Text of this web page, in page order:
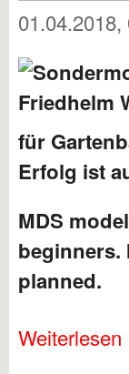
01.04.2018,
für
Erfolg ist
MDS
beginners.
planned.